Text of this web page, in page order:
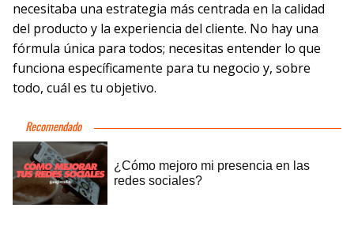
necesitaba una estrategia más centrada en la calidad
del producto y la experiencia del cliente. No hay una
fórmula única para todos; necesitas entender lo que
funciona específicamente para tu negocio y, sobre
todo, cuál es tu objetivo.